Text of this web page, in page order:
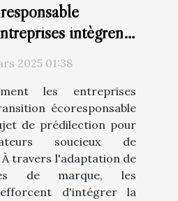
intègrent
leur image de
2025 01:38
les entreprises
écoresponsable
de prédilection pour
soucieux de
travers l'adaptation de
de marque, les
d'intégrer la